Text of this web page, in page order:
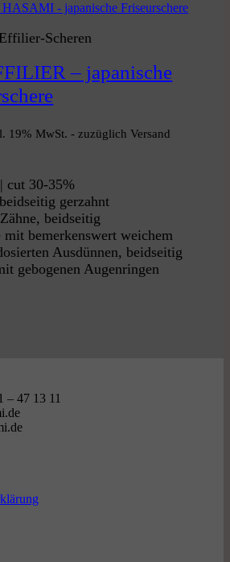
Scheren
– japanische
19% MwSt. - zuzüglich Versand
cut 30-35%
gerzahnt
beidseitig
bemerkenswert weichem
Ausdünnen, beidseitig
gebogenen Augenringen
– 47 13 11